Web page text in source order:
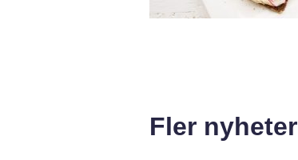
Fler nyheter